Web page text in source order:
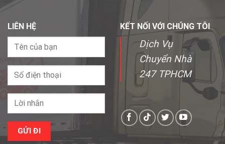
LIÊN HỆ KẾT NỐI VỚI CHÚNG TÔI
Dịch Vụ
Chuyển Nhà
247 TPHCM